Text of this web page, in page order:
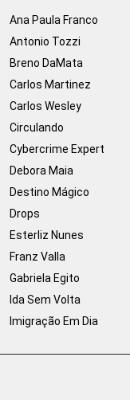
Ana Paula Franco
Antonio Tozzi
Breno DaMata
Carlos Martinez
Carlos Wesley
Circulando
Cybercrime Expert
Debora Maia
Destino Mágico
Drops
Esterliz Nunes
Franz Valla
Gabriela Egito
Ida Sem Volta
Imigração Em Dia